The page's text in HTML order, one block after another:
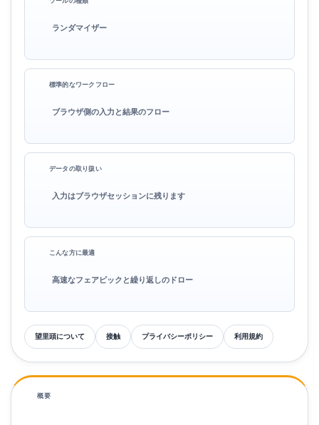
ランダマイザー
標準的なワークフロー
ブラウザ側の入力と結果のフロー
データの取り扱い
入力はブラウザセッションに残ります
こんな方に最適
高速なフェアピックと繰り返しのドロー
望里頭について 接触 プライバシーポリシー 利用規約
概要